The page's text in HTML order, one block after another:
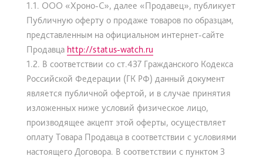
1.1. ООО «Хроно-С», далее «Продавец», публикует
Публичную оферту о продаже товаров по образцам,
представленным на официальном интернет-сайте
Продавца http://status-watch.ru
1.2. В соответствии со ст.437 Гражданского Кодекса
Российской Федерации (ГК РФ) данный документ
является публичной офертой, и в случае принятия
изложенных ниже условий физическое лицо,
производящее акцепт этой оферты, осуществляет
оплату Товара Продавца в соответствии с условиями
настоящего Договора. В соответствии с пунктом 3